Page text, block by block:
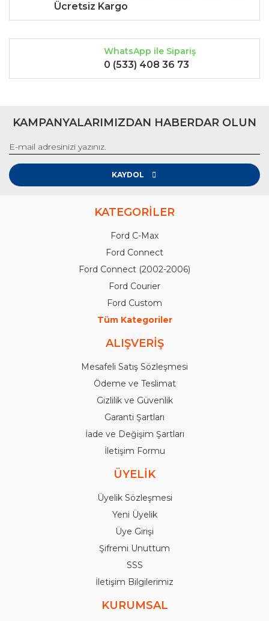
Ücretsiz Kargo
WhatsApp ile Sipariş
0 (533) 408 36 73
KAMPANYALARIMIZDAN HABERDAR OLUN
KAYDOL
KATEGORİLER
Ford C-Max
Ford Connect
Ford Connect (2002-2006)
Ford Courier
Ford Custom
Tüm Kategoriler
ALIŞVERİŞ
Mesafeli Satış Sözleşmesi
Ödeme ve Teslimat
Gizlilik ve Güvenlik
Garanti Şartları
İade ve Değişim Şartları
İletişim Formu
ÜYELİK
Üyelik Sözleşmesi
Yeni Üyelik
Üye Girişi
Şifremi Unuttum
SSS
İletişim Bilgilerimiz
KURUMSAL